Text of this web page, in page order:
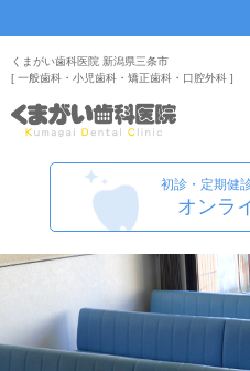
くまがい歯科医院 新潟県三条市
[ 一般歯科・小児歯科・矯正歯科・口腔外科 ]
初診・定期健
オンラ